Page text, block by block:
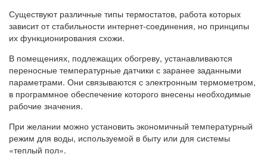
Существуют различные типы термостатов, работа которых
зависит от стабильности интернет-соединения, но принципы
их функционирования схожи.
В помещениях, подлежащих обогреву, устанавливаются
переносные температурные датчики с заранее заданными
параметрами. Они связываются с электронным термометром,
в программное обеспечение которого внесены необходимые
рабочие значения.
При желании можно установить экономичный температурный
режим для воды, используемой в быту или для системы
«теплый пол».